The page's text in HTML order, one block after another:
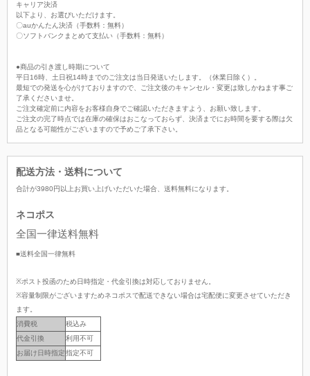
キャリア決済
以下より、お選びいただけます。
〇auかんたん決済（手数料：無料）
〇ソフトバンクまとめて支払い（手数料：無料）
●商品の引き渡し時期について
平日16時、土日祝14時までのご注文は当日発送いたします。（休業日除く）。
最短での発送を心がけておりますので、ご注文後のキャンセル・変更は致しかねます事ご
了承くださいませ。
ご注文確定前に内容をお客様自身でご確認いただきますよう、お願い致します。
ご注文の完了時点では在庫の確保はおこなっておらず、決済までにお時間を要する際は欠
品となる可能性がございますので予めご了承下さい。
配送方法・送料について
合計が3980円以上お買い上げいただいた場合、 送料無料になります。
ネコポス
全国一律送料無料
■送料全国一律無料
※ポスト投函のため日時指定・代金引換は対応しておりません。
※容量制限がございますためネコポスで配送できない場合は宅配便に変更させていただき
ます。
消費税
税込み
代金引換
利用不可
お届け日時指定指定不可